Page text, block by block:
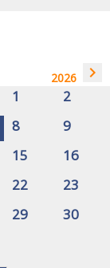
2026 navigate_next
1
2
8
9
15
16
22
23
29
30